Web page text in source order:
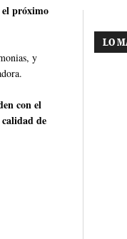
el próximo
y
con el
de
LO